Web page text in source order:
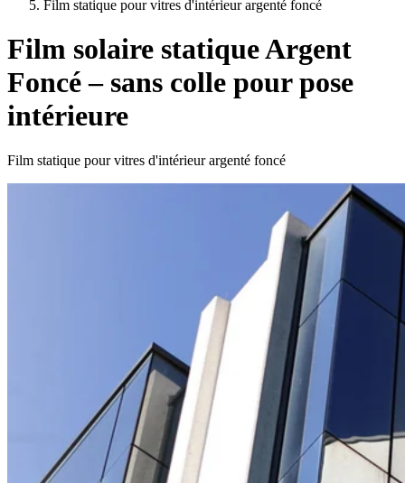
Film statique pour vitres d'intérieur argenté foncé
Film solaire statique Argent
Foncé – sans colle pour pose
intérieure
Film statique pour vitres d'intérieur argenté foncé